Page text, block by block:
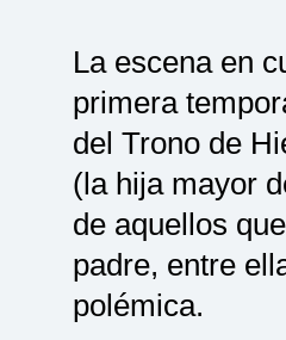
La escena en
primera
del Trono de
(la hija mayor
de aquellos
padre, entre
polémica.